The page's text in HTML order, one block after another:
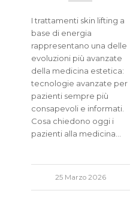
I trattamenti skin lifting a
base di energia
rappresentano una delle
evoluzioni più avanzate
della medicina estetica:
tecnologie avanzate per
pazienti sempre più
consapevoli e informati.
Cosa chiedono oggi i
pazienti alla medicina…
25 Marzo 2026